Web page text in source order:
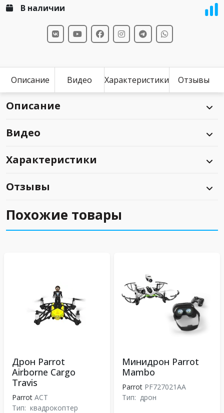
В наличии
Описание Видео Характеристики Отзывы
Описание
Видео
Характеристики
Отзывы
Похожие товары
Дрон Parrot
Airborne Cargo
Travis
Parrot ACT
Тип: квадрокоптер
Минидрон Parrot
Mambo
Parrot PF727021AA
Тип: дрон